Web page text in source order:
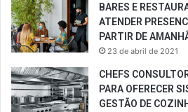
BARES E
ATENDER
PARTIR DE
23 de abril de 2021
CHEFS
PARA OFERECER
GESTÃO DE